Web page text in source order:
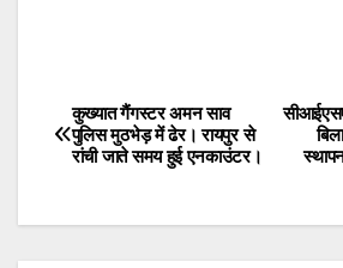
Post
navigation
कुख्यात गैंगस्टर अमन साव
पुलिस मुठभेड़ में ढेर। रायपुर से
रांची जाते समय हुई एनकाउंटर।